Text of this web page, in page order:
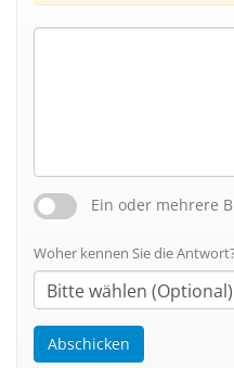
Ein oder mehrere
Woher kennen Sie die Antwort?
Abschicken